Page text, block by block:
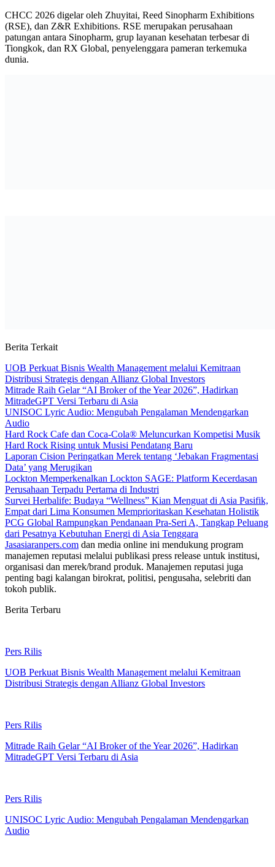
CHCC 2026 digelar oleh Zhuyitai, Reed Sinopharm Exhibitions
(RSE), dan Z&R Exhibitions. RSE merupakan perusahaan
patungan antara Sinopharm, grup layanan kesehatan terbesar di
Tiongkok, dan RX Global, penyelenggara pameran terkemuka
dunia.
Berita Terkait
UOB Perkuat Bisnis Wealth Management melalui Kemitraan
Distribusi Strategis dengan Allianz Global Investors
Mitrade Raih Gelar “AI Broker of the Year 2026”, Hadirkan
MitradeGPT Versi Terbaru di Asia
UNISOC Lyric Audio: Mengubah Pengalaman Mendengarkan
Audio
Hard Rock Cafe dan Coca-Cola® Meluncurkan Kompetisi Musik
Hard Rock Rising untuk Musisi Pendatang Baru
Laporan Cision Peringatkan Merek tentang ‘Jebakan Fragmentasi
Data’ yang Merugikan
Lockton Memperkenalkan Lockton SAGE: Platform Kecerdasan
Perusahaan Terpadu Pertama di Industri
Survei Herbalife: Budaya “Wellness” Kian Menguat di Asia Pasifik,
Empat dari Lima Konsumen Memprioritaskan Kesehatan Holistik
PCG Global Rampungkan Pendanaan Pra-Seri A, Tangkap Peluang
dari Pesatnya Kebutuhan Energi di Asia Tenggara
Jasasiaranpers.com dan media online ini mendukung program
manajemen reputasi melalui publikasi press release untuk institusi,
organisasi dan merek/brand produk. Manajemen reputasi juga
penting bagi kalangan birokrat, politisi, pengusaha, selebriti dan
tokoh publik.
Berita Terbaru
Pers Rilis
UOB Perkuat Bisnis Wealth Management melalui Kemitraan
Distribusi Strategis dengan Allianz Global Investors
Pers Rilis
Mitrade Raih Gelar “AI Broker of the Year 2026”, Hadirkan
MitradeGPT Versi Terbaru di Asia
Pers Rilis
UNISOC Lyric Audio: Mengubah Pengalaman Mendengarkan
Audio